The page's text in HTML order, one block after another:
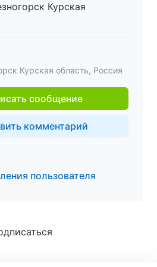
Курская
Курская область, Россия
сообщение
комментарий
пользователя